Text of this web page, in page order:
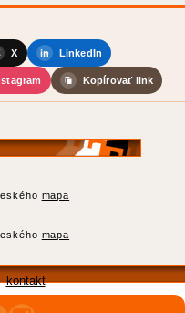
X LinkedIn
Kopírovať link
mapa
mapa
kontakt